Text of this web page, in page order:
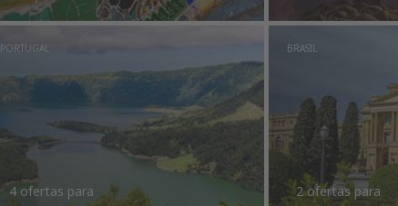
PORTUGAL
4 ofertas para
BRASIL
2 ofertas para